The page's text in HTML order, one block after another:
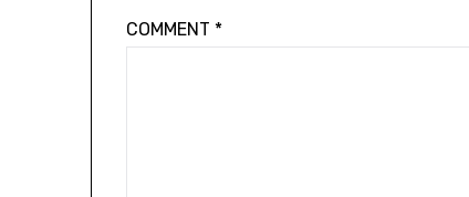
COMMENT *